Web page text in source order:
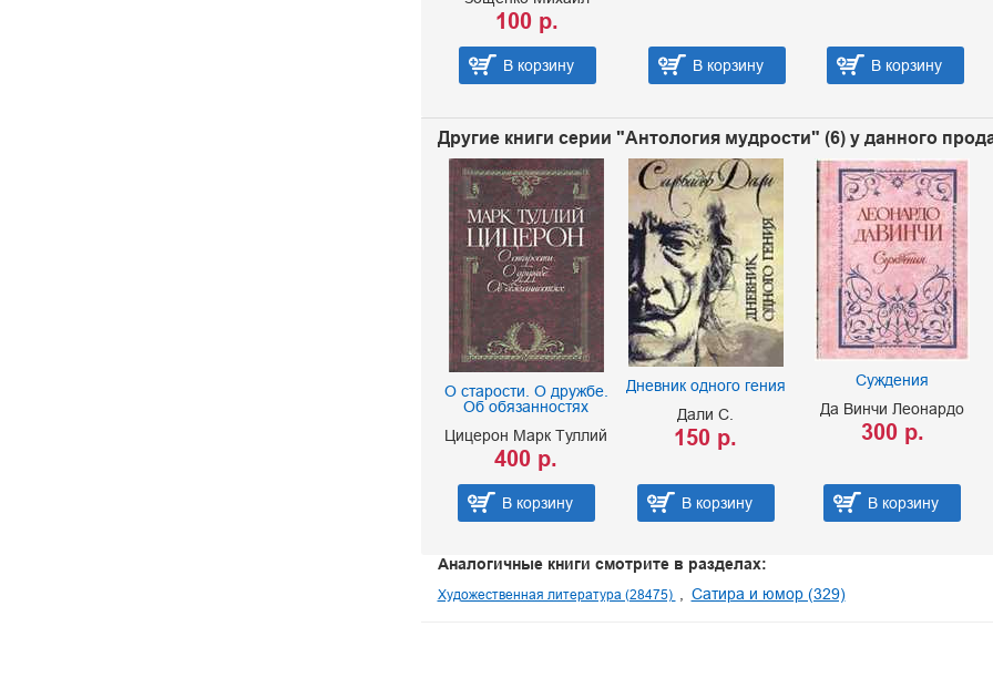
100 р.
В корзину В корзину В корзину
Другие книги серии "Антология мудрости" (6) у данного
О старости. О дружбе.
Об обязанностях
Цицерон Марк Туллий
400 р.
В корзину
Дневник одного гения
Дали С.
150 р.
В корзину
Суждения
Да Винчи Леонардо
300 р.
В корзину
Аналогичные книги смотрите в разделах:
Художественная литература (28475) Сатира и юмор (329)